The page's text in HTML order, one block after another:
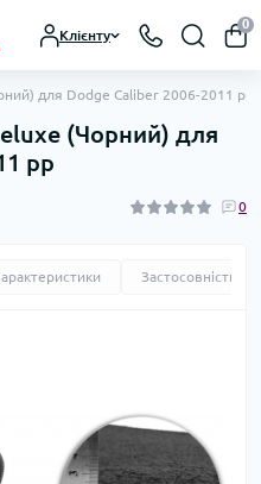
Клієнту
0
для Dodge Caliber 2006-2011 рр
(Чорний) для
рр
0
Застосовність